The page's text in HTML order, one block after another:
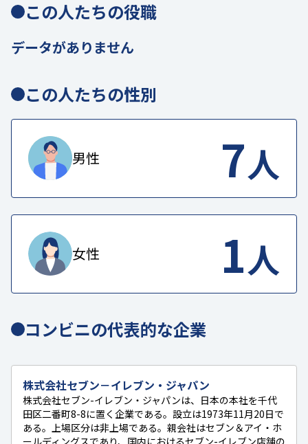
この人たちの役職
データがありません
この人たちの性別
男性 7人
女性 1人
コンビニの代表的な企業
株式会社セブン－イレブン・ジャパン
株式会社セブン-イレブン・ジャパンは、日本の本社を千代
田区二番町8-8に置く企業である。設立は1973年11月20日で
ある。上場区分は非上場である。親会社はセブン＆アイ・ホ
ールディングスであり、国内におけるセブン-イレブン店舗の